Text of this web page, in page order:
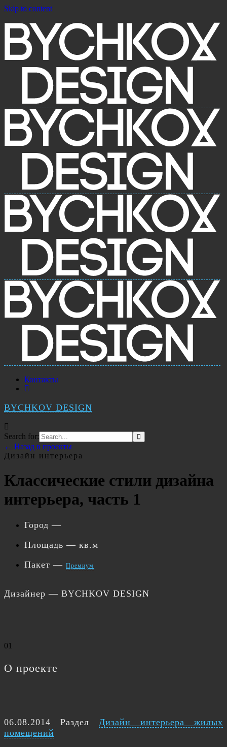
Skip to content
Контакты
BYCHKOV DESIGN
Search for:
← Назад в проекты
Дизайн интерьера
Классические стили дизайна
интерьера, часть 1
Город —
Площадь — кв.м
Пакет — Премиум
Дизайнер — BYCHKOV DESIGN
01
О проекте
06.08.2014 Раздел Дизайн интерьера жилых
помещений